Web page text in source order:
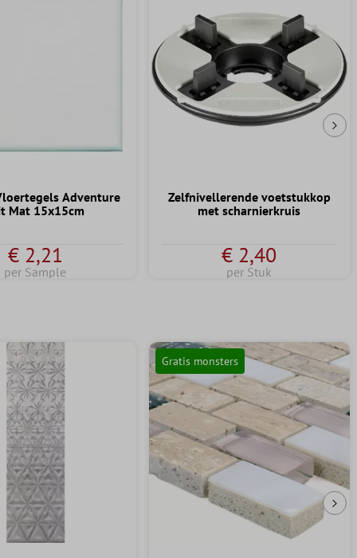
Adventure
Mat 15x15cm
€ 2,21
per Sample
Zelfnivellerende voetstukkop
met scharnierkruis
€ 2,40
per Stuk
Gratis monsters